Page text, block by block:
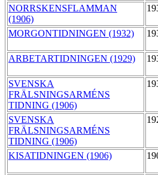
NORRSKENSFLAMMAN
(1906)
MORGONTIDNINGEN (1932)
ARBETARTIDNINGEN (1929)
SVENSKA
FRÄLSNINGSARMÉNS
TIDNING (1906)
SVENSKA
FRÄLSNINGSARMÉNS
TIDNING (1906)
KISATIDNINGEN (1906)